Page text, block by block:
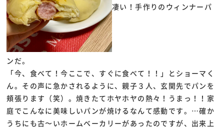
凄い！手作りのウィンナーパ
ンだ。
「今、食べて！今ここで、すぐに食べて！！」とショーマく
ん。その声に急かされるように、親子３人、玄関先でパンを
頬張ります（笑）。焼きたてホヤホヤの熱々！うまっ！！家
庭でこんなに美味しいパンが焼けるなんて感動です。…確か
うちにも古〜いホームベーカリーがあったのですが、出来上